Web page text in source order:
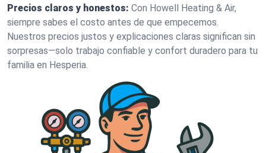
Precios claros y honestos: Con Howell Heating & Air,
siempre sabes el costo antes de que empecemos.
Nuestros precios justos y explicaciones claras significan sin
sorpresas—solo trabajo confiable y confort duradero para tu
familia en Hesperia.